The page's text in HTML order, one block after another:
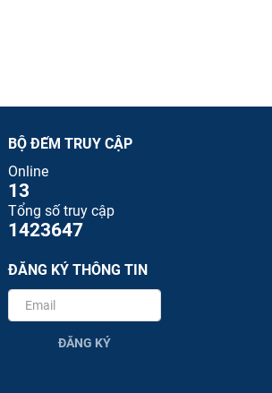
BỘ ĐẾM TRUY CẬP
Online
13
Tổng số truy cập
1423647
ĐĂNG KÝ THÔNG TIN
ĐĂNG KÝ